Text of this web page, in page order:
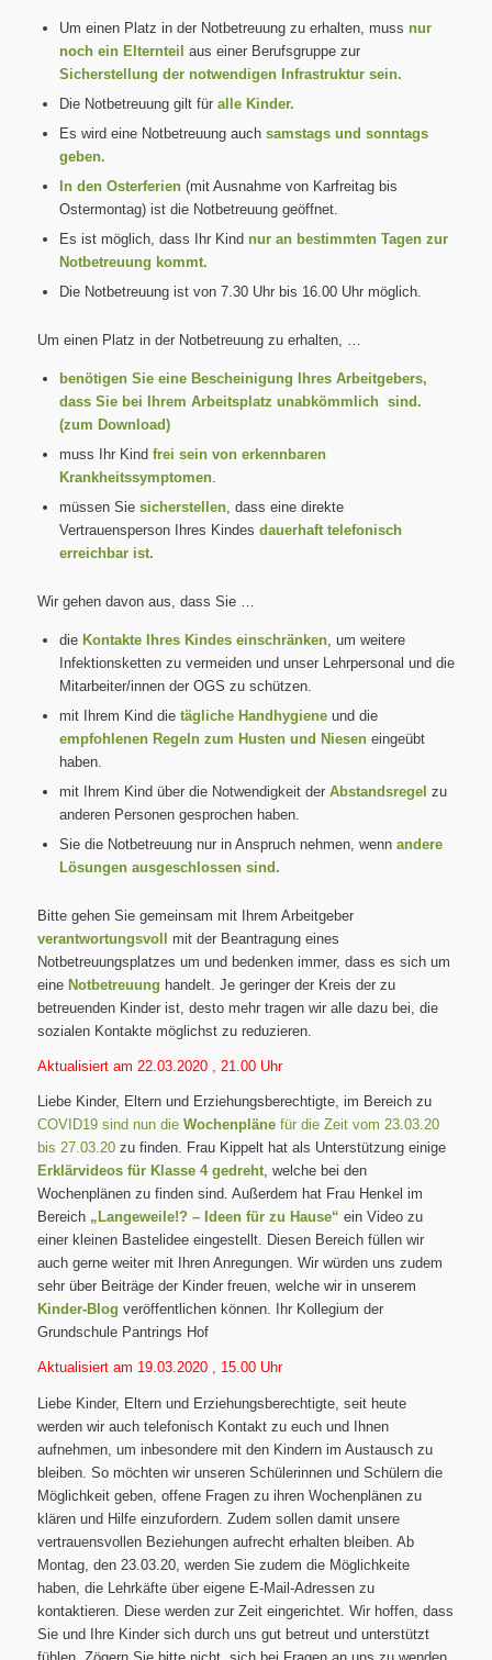
Um einen Platz in der Notbetreuung zu erhalten, muss nur
noch ein Elternteil aus einer Berufsgruppe zur
Sicherstellung der notwendigen Infrastruktur sein.
Die Notbetreuung gilt für alle Kinder.
Es wird eine Notbetreuung auch samstags und sonntags
geben.
In den Osterferien(mit Ausnahme von Karfreitag bis
Ostermontag) ist die Notbetreuung geöffnet.
Es ist möglich, dass Ihr Kind nur an bestimmten Tagen zur
Notbetreuung kommt.
Die Notbetreuung ist von 7.30 Uhr bis 16.00 Uhr möglich.
Um einen Platz in der Notbetreuung zu erhalten, …
benötigen Sie eine Bescheinigung Ihres Arbeitgebers,
dass Sie bei Ihrem Arbeitsplatz unabkömmlich sind.
(zum Download)
muss Ihr Kind frei sein von erkennbaren
Krankheitssymptomen.
müssen Sie sicherstellen, dass eine direkte
Vertrauensperson Ihres Kindes dauerhaft telefonisch
erreichbar ist.
Wir gehen davon aus, dass Sie …
die Kontakte Ihres Kindes einschränken, um weitere
Infektionsketten zu vermeiden und unser Lehrpersonal und die
Mitarbeiter/innen der OGS zu schützen.
mit Ihrem Kind die tägliche Handhygieneund die
empfohlenen Regeln zum Husten und Nieseneingeübt
haben.
mit Ihrem Kind über die Notwendigkeit der Abstandsregel zu
anderen Personen gesprochen haben.
Sie die Notbetreuung nur in Anspruch nehmen, wenn andere
Lösungen ausgeschlossen sind.
Bitte gehen Sie gemeinsam mit Ihrem Arbeitgeber
verantwortungsvoll
mit der Beantragung eines
Notbetreuungsplatzes um und bedenken immer, dass es sich um
eine Notbetreuung handelt. Je geringer der Kreis der zu
betreuenden Kinder ist, desto mehr tragen wir alle dazu bei, die
sozialen Kontakte möglichst zu reduzieren.
Aktualisiert am 22.03.2020 , 21.00 Uhr
Liebe Kinder, Eltern und Erziehungsberechtigte, im Bereich zu
COVID19 sind nun die Wochenplänefür die Zeit vom 23.03.20
bis 27.03.20zu finden. Frau Kippelt hat als Unterstützung einige
Erklärvideos für Klasse 4 gedreht, welche bei den
Wochenplänen zu finden sind. Außerdem hat Frau Henkel im
Bereich „Langeweile!? – Ideen für zu Hause“ ein Video zu
einer kleinen Bastelidee eingestellt. Diesen Bereich füllen wir
auch gerne weiter mit Ihren Anregungen. Wir würden uns zudem
sehr über Beiträge der Kinder freuen, welche wir in unserem
Kinder-Blog veröffentlichen können. Ihr Kollegium der
Grundschule Pantrings Hof
Aktualisiert am 19.03.2020 , 15.00 Uhr
Liebe Kinder, Eltern und Erziehungsberechtigte, seit heute
werden wir auch telefonisch Kontakt zu euch und Ihnen
aufnehmen, um inbesondere mit den Kindern im Austausch zu
bleiben. So möchten wir unseren Schülerinnen und Schülern die
Möglichkeit geben, offene Fragen zu ihren Wochenplänen zu
klären und Hilfe einzufordern. Zudem sollen damit unsere
vertrauensvollen Beziehungen aufrecht erhalten bleiben. Ab
Montag, den 23.03.20, werden Sie zudem die Möglichkeite
haben, die Lehrkäfte über eigene E-Mail-Adressen zu
kontaktieren. Diese werden zur Zeit eingerichtet. Wir hoffen, dass
Sie und Ihre Kinder sich durch uns gut betreut und unterstützt
fühlen. Zögern Sie bitte nicht, sich bei Fragen an uns zu wenden.